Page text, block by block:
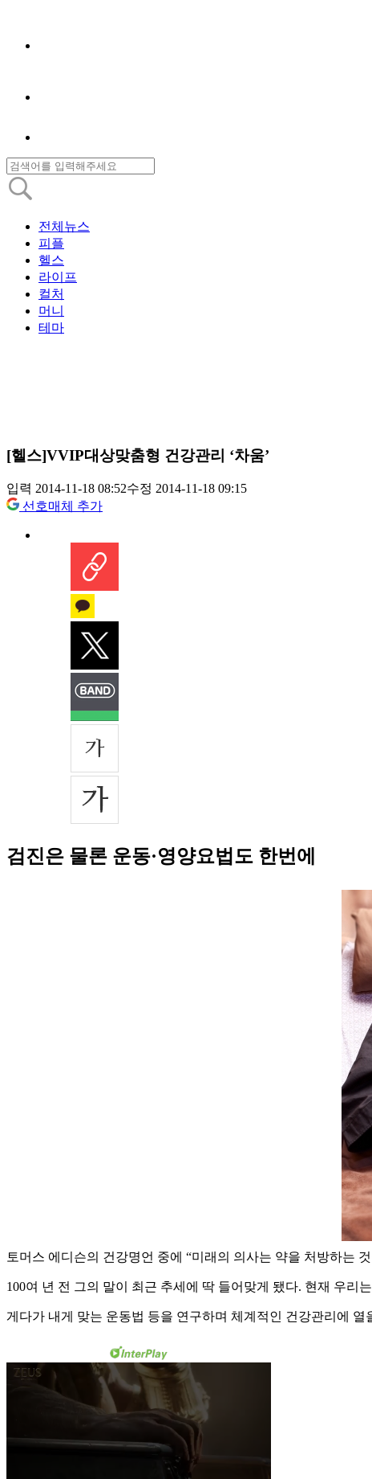
전체뉴스
피플
헬스
라이프
컬처
머니
테마
[헬스]VVIP대상맞춤형 건강관리 ‘차움’
입력 2014-11-18 08:52수정 2014-11-18 09:15
선호매체 추가
검진은 물론 운동·영양요법도 한번에
토머스 에디슨의 건강명언 중에 “미래의 의사는 약을 처방하는
100여 년 전 그의 말이 최근 추세에 딱 들어맞게 됐다. 현재 우리
게다가 내게 맞는 운동법 등을 연구하며 체계적인 건강관리에